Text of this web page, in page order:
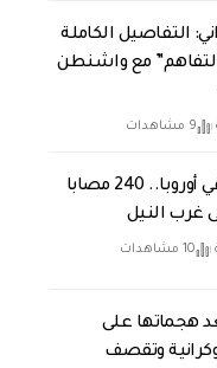
التفاصيل الكاملة
مع واشنطن
9 مشاهدات
تحذير صحي في أوروبا.. 240 مصابا
غرب النيل
10 مشاهدات
هجماتها على
وتقصف